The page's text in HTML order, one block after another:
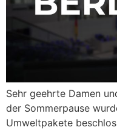
Sehr geehrte Damen
der Sommerpause
Umweltpakete